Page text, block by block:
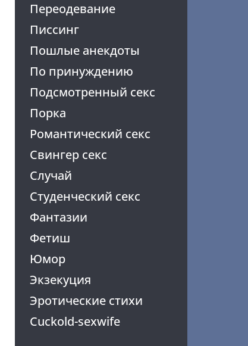
Переодевание
Писсинг
Пошлые анекдоты
По принуждению
Подсмотренный секс
Порка
Романтический секс
Свингер секс
Случай
Студенческий секс
Фантазии
Фетиш
Юмор
Экзекуция
Эротические стихи
Cuckold-sexwife